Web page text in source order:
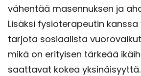
vähentää masennuksen ja
Lisäksi fysioterapeutin
tarjota sosiaalista
mikä on erityisen tärkeää
saattavat kokea yksinäisyyttä.